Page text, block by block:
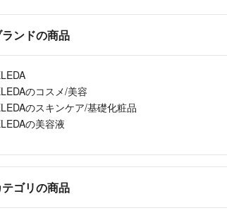
ンドの商品
のコスメ/美容
のスキンケア/基礎化粧品
の美容液
ゴリの商品